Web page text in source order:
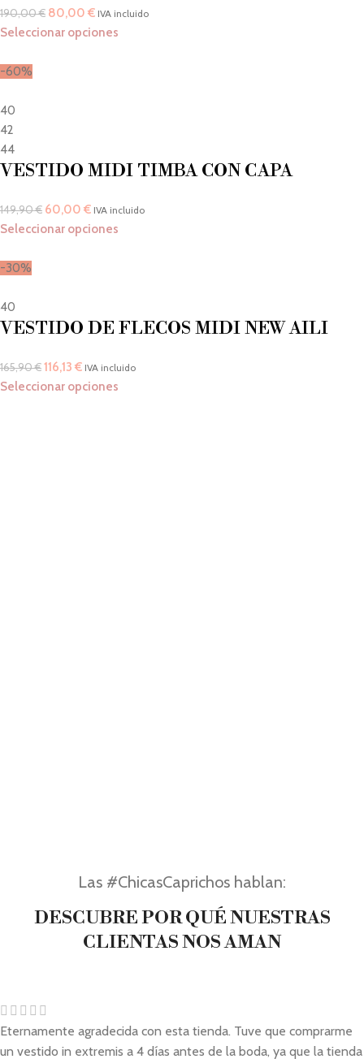
190,00€ 80,00 € IVA incluido
Seleccionar opciones
-60%
40
42
44
VESTIDO MIDI TIMBA CON CAPA
149,90€ 60,00 € IVA incluido
Seleccionar opciones
-30%
40
VESTIDO DE FLECOS MIDI NEW AILI
165,90€116,13 € IVA incluido
Seleccionar opciones
Las #ChicasCaprichos hablan:
DESCUBRE POR QUÉ NUESTRAS
CLIENTAS NOS AMAN
Eternamente agradecida con esta tienda. Tuve que comprarme
un vestido in extremis a 4 días antes de la boda, ya que la tienda